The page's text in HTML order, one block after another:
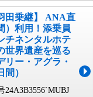
田乗継】 ANA直
）利用！添乗員
チネンタルホテ
世界遺産を巡る
リー・アグラ・
）
24A3B3556`MUBJ